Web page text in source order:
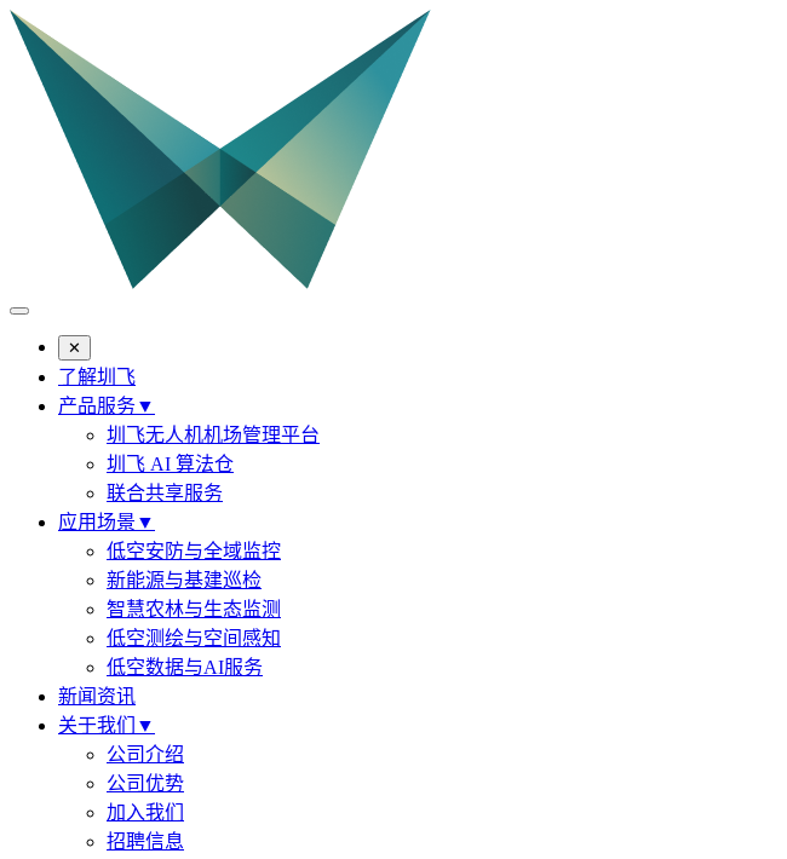
✕
了解圳飞
产品服务▼
圳飞无人机机场管理平台
圳飞 AI 算法仓
联合共享服务
应用场景 ▼
低空安防与全域监控
新能源与基建巡检
智慧农林与生态监测
低空测绘与空间感知
低空数据与AI服务
新闻资讯
关于我们 ▼
公司介绍
公司优势
加入我们
招聘信息